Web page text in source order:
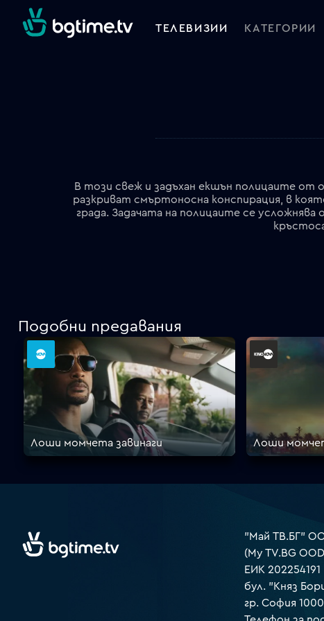
ТЕЛЕВИЗИИ КАТЕГОРИИ
В този свеж и задъхан екшън полицаите
разкриват смъртоносна конспирация, в
града. Задачата на полицаите се
Подобни предавания
Лоши момчета завинаги Лоши
"Май ТВ.БГ"
(My TV.BG
ЕИК 202254191
бул. "Княз
гр. София 1000